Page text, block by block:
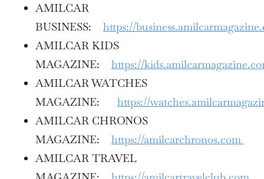
AMILCAR
BUSINESS: https://
AMILCAR KIDS
MAGAZINE: https://
AMILCAR WATCHES
MAGAZINE: https://
AMILCAR CHRONOS
MAGAZINE: https://amilcarchronos.com
AMILCAR TRAVEL